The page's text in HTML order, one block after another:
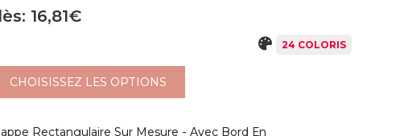
16,81€
24 COLORIS
CHOISISSEZ LES OPTIONS
Rectangulaire Sur Mesure - Avec Bord En